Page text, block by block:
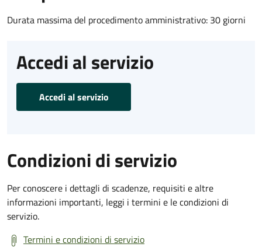
Durata massima del procedimento amministrativo: 30 giorni
Accedi al servizio
Accedi al servizio
Condizioni di servizio
Per conoscere i dettagli di scadenze, requisiti e altre
informazioni importanti, leggi i termini e le condizioni di
servizio.
Termini e condizioni di servizio